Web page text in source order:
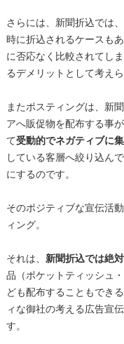
さらには、新聞折込では
時に折込されるケースも
に否応なく比較されてし
るデメリットとして考えら
またポスティングは、新
アへ販促物を配布する事
て受動的でネガティブに
している客層へ絞り込んで
にするのです。
そのポジティブな宣伝活
ィング。
それは、 新聞折込では絶
品（ポケットティッシュ
ども配布することもでき
ィな御社の考える広告宣
す。